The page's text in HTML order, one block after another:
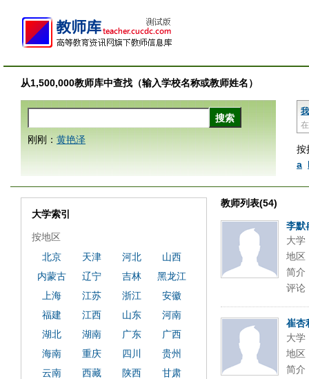
从1,500,000教师库中查找（输入学校名称或教师姓名）
按
a
刚刚： 黄艳泽
教师列表(54)
李默
大学
地区
简介
评论
崔杏
大学
地区
简介
大学索引
按地区
北京
天津 河北
山西
内蒙古
辽宁 吉林
黑龙江
上海
江苏 浙江
安徽
福建
江西 山东
河南
湖北
湖南 广东
广西
海南
重庆 四川
贵州
云南
西藏 陕西
甘肃